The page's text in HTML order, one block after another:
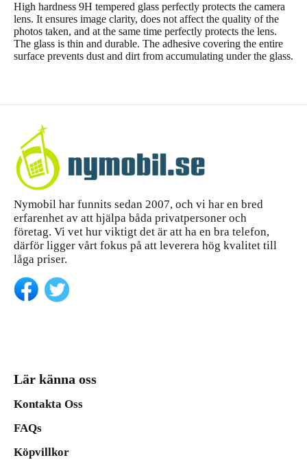
High hardness 9H tempered glass perfectly protects the camera
lens. It ensures image clarity, does not affect the quality of the
photos taken, and at the same time perfectly protects the lens.
The glass is thin and durable. The adhesive covering the entire
surface prevents dust and dirt from accumulating under the glass.
Nymobil har funnits sedan 2007, och vi har en bred
erfarenhet av att hjälpa båda privatpersoner och
företag. Vi vet hur viktigt det är att ha en bra telefon,
därför ligger vårt fokus på att leverera hög kvalitet till
låga priser.
Lär känna oss
Kontakta Oss
FAQs
Köpvillkor